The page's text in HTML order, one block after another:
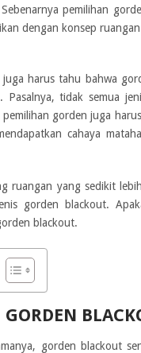
pemilihan
dengan konsep
harus tahu bahwa
Pasalnya, tidak semua
gorden juga
cahaya
ruangan yang sedikit
gorden blackout.
blackout.
gorden blackout